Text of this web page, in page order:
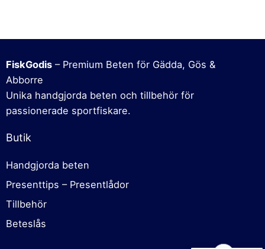
FiskGodis – Premium Beten för Gädda, Gös &
Abborre
Unika handgjorda beten och tillbehör för
passionerade sportfiskare.
Butik
Handgjorda beten
Presenttips – Presentlådor
Tillbehör
Beteslås